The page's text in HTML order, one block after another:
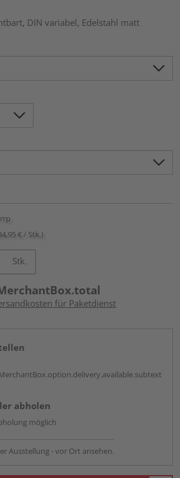
DIN variabel, Edelstahl matt
€ / Stk.)
Stk.
für Paketdienst
abholen
möglich
Ausstellung - vor Ort ansehen.